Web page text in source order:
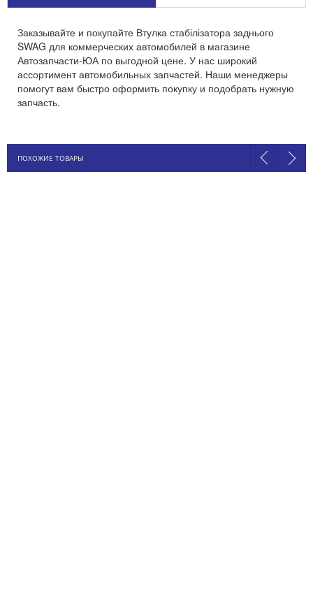
Заказывайте и покупайте Втулка стабілізатора заднього
SWAG для коммерческих автомобилей в магазине
Автозапчасти-ЮА по выгодной цене. У нас широкий
ассортимент автомобильных запчастей. Наши менеджеры
помогут вам быстро оформить покупку и подобрать нужную
запчасть.
ПОХОЖИЕ ТОВАРЫ